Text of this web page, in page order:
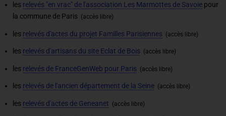
les relevés "en vrac" de l'association Les Marmottes de Savoiepour
la commune de Paris (accès libre)
les relevés d'actes du projet Familles Parisiennes (accès libre)
les relevés d'artisans du site Eclat de Bois (accès libre)
les relevés de FranceGenWeb pour Paris (accès libre)
les relevés de l'ancien département de la Seine (accès libre)
les relevés d'actes de Geneanet (accès libre)